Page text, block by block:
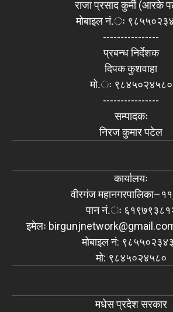
राजा प्रसाद कुर्मी (आरके
मोबाइल नं.ः
----------------
प्रबन्ध निर्देशक
दिपक कुशवाहा
मो.ः ९८४५०२४५८०
----------------
सम्पादकः
निरज कुमार पटेल
कार्यालयः
वीरगंज महानगरपालिका–११,
पान नं.ः
इमेलः
मोबाइल नं:
मो: ९८४५०२४५८०
मधेस प्रदेश सरकार